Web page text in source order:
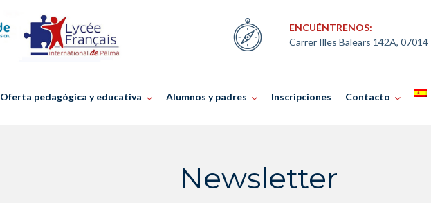
ENCUÉNTRENOS:
Carrer Illes Balears 142A, 07014
Oferta pedagógica y educativa Alumnos y padres Inscripciones Contacto
Newsletter